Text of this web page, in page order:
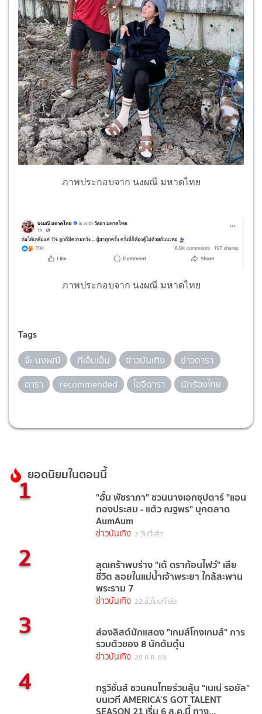
ภาพประกอบจาก นงผณี มหาดไทย
ภาพประกอบจาก นงผณี มหาดไทย
Tags
จ๊ะ นงผณี ทีเอ็นเอ็น ข่าวบันเทิง
ข่าวดารา
ดารา
recommended ไอจีดารา นักร้องไทย
ยอดนิยมในตอนนี้
1 "อั้ม พัชราภา" ชวนนางเอกซุปตาร์ "แอน
ทองประสม - แต้ว ณฐพร" บุกตลาด
AumAum
ข่าวบันเทิง 3 วันที่แล้ว
2 สุดเศร้าพบร่าง "เต้ ดราก้อนไฟว์" เสีย
ชีวิต ลอยในแม่น้ำเจ้าพระยา ใกล้สะพาน
พระราม 7
ข่าวบันเทิง 22 ชั่วโมงที่แล้ว
3 ส่องลิสต์นักแสดง "เกมส์โกงเกมส์" การ
รวมตัวของ 8 นักต้มตุ๋น
ข่าวบันเทิง 20 ก.ค. 69
4 ทรูวิชั่นส์ ชวนคนไทยร่วมลุ้น "เนเน่ รอยัล"
บนเวที AMERICA’S GOT TALENT